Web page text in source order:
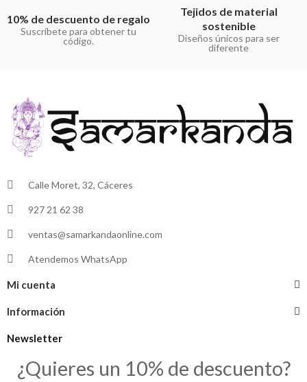
10% de descuento de regalo
Suscríbete para obtener tu
código.
Tejidos de material
sostenible
Diseños únicos para ser
diferente
Calle Moret, 32, Cáceres
927 21 62 38
ventas@samarkandaonline.com
Atendemos WhatsApp
Mi cuenta
Información
Newsletter
¿Quieres un 10% de descuento?